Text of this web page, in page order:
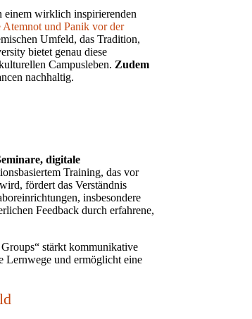
wirklich inspirierenden
Atemnot und Panik vor der
Umfeld, das Tradition,
bietet genau diese
Campusleben. Zudem
nachhaltig.
digitale
Training, das vor
fördert das Verständnis
insbesondere
Feedback durch erfahrene,
stärkt kommunikative
Lernwege und ermöglicht eine